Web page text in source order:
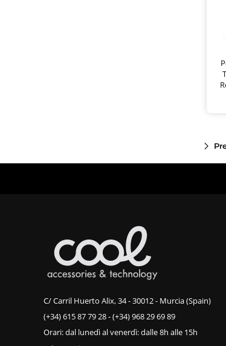
C/ Carril Huerto Alix, 34 - 30012 - Murcia (Spain)
(+34) 615 87 79 28-(+34) 968 29 69 89
Orari: dal lunedì al venerdì: dalle 8h alle 15h